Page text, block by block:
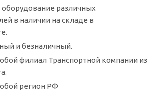
различных
в наличии на складе в
и безналичный.
филиал Транспортной компании из
регион РФ